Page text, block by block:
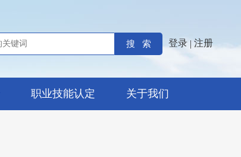
登录 | 注册
职业技能认定 关于我们